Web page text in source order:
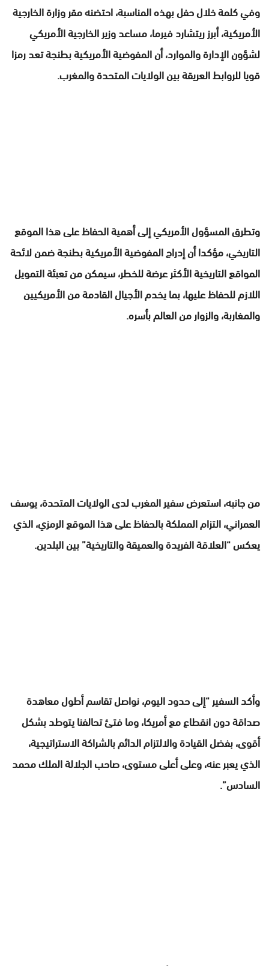
وفي كلمة خلال حفل بهذه المناسبة، احتضنه مقر وزارة الخارجية
الأمريكية، أبرز ريتشارد فيرما، مساعد وزير الخارجية الأمريكي
لشؤون الإدارة والموارد، أن المفوضية الأمريكية بطنجة تعد رمزا
قويا للروابط العريقة بين الولايات المتحدة والمغرب.
وتطرق المسؤول الأمريكي إلى أهمية الحفاظ على هذا الموقع
التاريخي، مؤكدا أن إدراج المفوضية الأمريكية بطنجة ضمن لائحة
المواقع التاريخية الأكثر عرضة للخطر، سيمكن من تعبئة التمويل
اللازم للحفاظ عليها، بما يخدم الأجيال القادمة من الأمريكيين
والمغاربة، والزوار من العالم بأسره.
من جانبه، استعرض سفير المغرب لدى الولايات المتحدة، يوسف
العمراني، التزام المملكة بالحفاظ على هذا الموقع الرمزي، الذي
يعكس “العلاقة الفريدة والعميقة والتاريخية” بين البلدين.
وأكد السفير “إلى حدود اليوم، نواصل تقاسم أطول معاهدة
صداقة دون انقطاع مع أمريكا، وما فتئ تحالفنا يتوطد بشكل
أقوى، بفضل القيادة والالتزام الدائم بالشراكة الاستراتيجية،
الذي يعبر عنه، وعلى أعلى مستوى، صاحب الجلالة الملك محمد
السادس”.